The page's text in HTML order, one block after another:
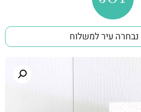
עיר למשלוח